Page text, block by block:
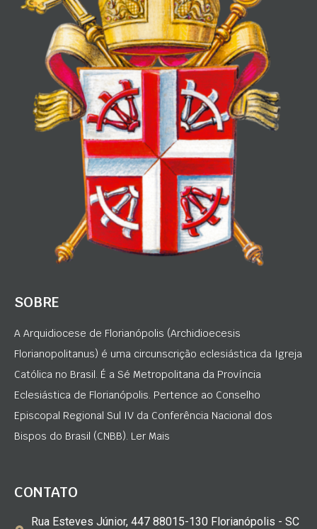
SOBRE
A Arquidiocese de Florianópolis (Archidioecesis
Florianopolitanus) é uma circunscrição eclesiástica da Igreja
Católica no Brasil. É a Sé Metropolitana da Província
Eclesiástica de Florianópolis. Pertence ao Conselho
Episcopal Regional Sul IV da Conferência Nacional dos
Bispos do Brasil (CNBB). Ler Mais
CONTATO
Rua Esteves Júnior, 447 88015-130 Florianópolis - SC